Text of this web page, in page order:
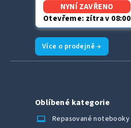
NYNÍ ZAVŘENO
Otevřeme: zítra v 08:00
Více o prodejně →
Oblíbené kategorie
laptop_chromebook
Repasované notebooky